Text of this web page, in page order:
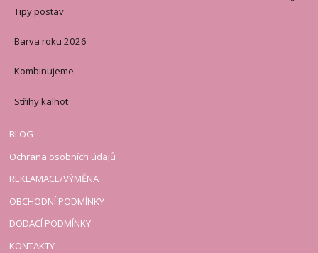
Tipy postav
Barva roku 2026
Kombinujeme
Střihy kalhot
BLOG
Ochrana osobních údajů
REKLAMACE/VÝMĚNA
OBCHODNÍ PODMÍNKY
DODACÍ PODMÍNKY
KONTAKTY